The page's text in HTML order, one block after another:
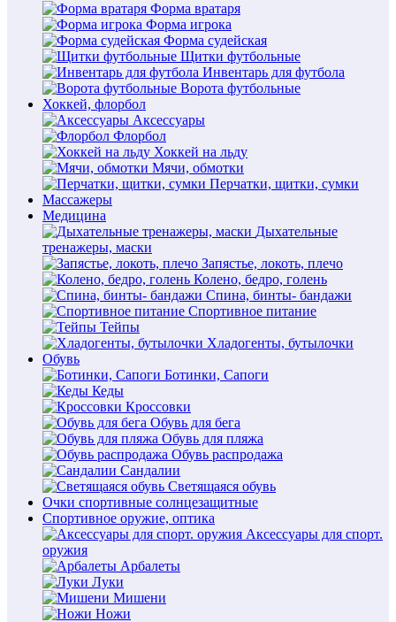
Форма вратаря
Форма игрока
Форма судейская
Щитки футбольные
Инвентарь для футбола
Ворота футбольные
Хоккей, флорбол
Аксессуары
Флорбол
Хоккей на льду
Мячи, обмотки
Перчатки, щитки, сумки
Массажеры
Медицина
Дыхательные
тренажеры, маски
Запястье, локоть, плечо
Колено, бедро, голень
Спина, бинты- бандажи
Спортивное питание
Тейпы
Хладогенты, бутылочки
Обувь
Ботинки, Сапоги
Кеды
Кроссовки
Обувь для бега
Обувь для пляжа
Обувь распродажа
Сандалии
Светящаяся обувь
Очки спортивные солнцезащитные
Спортивное оружие, оптика
Аксессуары для спорт.
оружия
Арбалеты
Луки
Мишени
Ножи